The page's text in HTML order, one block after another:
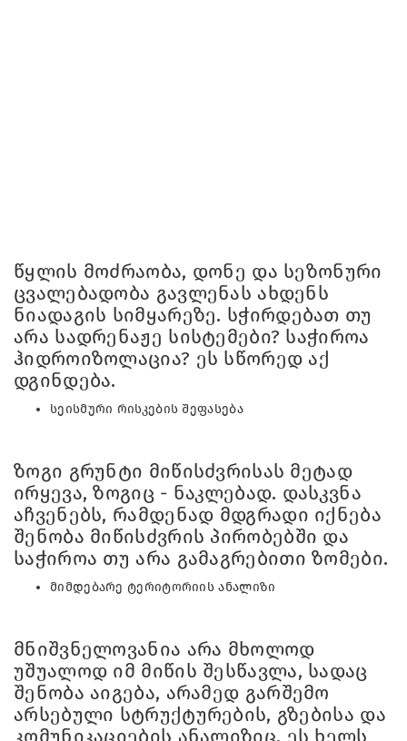
წყლის მოძრაობა, დონე და სეზონური
ცვალებადობა გავლენას ახდენს
ნიადაგის სიმყარეზე. სჭირდებათ თუ
არა სადრენაჟე სისტემები? საჭიროა
ჰიდროიზოლაცია? ეს სწორედ აქ
დგინდება.
სეისმური რისკების შეფასება
ზოგი გრუნტი მიწისძვრისას მეტად
ირყევა, ზოგიც - ნაკლებად. დასკვნა
აჩვენებს, რამდენად მდგრადი იქნება
შენობა მიწისძვრის პირობებში და
საჭიროა თუ არა გამაგრებითი ზომები.
მიმდებარე ტერიტორიის ანალიზი
მნიშვნელოვანია არა მხოლოდ
უშუალოდ იმ მიწის შესწავლა, სადაც
შენობა აიგება, არამედ გარშემო
არსებული სტრუქტურების, გზებისა და
კომუნიკაციების ანალიზიც. ეს ხელს